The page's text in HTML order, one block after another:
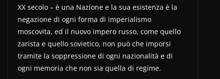
XX secolo – è una Nazione e la sua esistenza è la
negazione di ogni forma di imperialismo
moscovita, ed il nuovo impero russo, come quello
zarista e quello sovietico, non può che imporsi
tramite la soppressione di ogni nazionalità e di
ogni memoria che non sia quella di regime.